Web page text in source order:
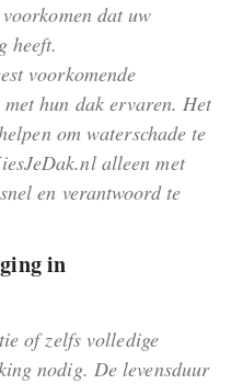
dat uw
heeft.
voorkomende
hun dak ervaren. Het
om waterschade te
alleen met
en verantwoord te
in
of zelfs volledige
nodig. De levensduur